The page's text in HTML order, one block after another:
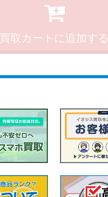
買取カートに追加する